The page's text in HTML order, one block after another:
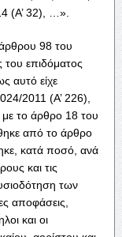
(Α’ 32), …».
98 του
επιδόματος
αυτό είχε
2011 (Α’ 226),
το άρθρο 18 του
από το άρθρο
κατά ποσό, ανά
και τις
των
αποφάσεις,
και οι